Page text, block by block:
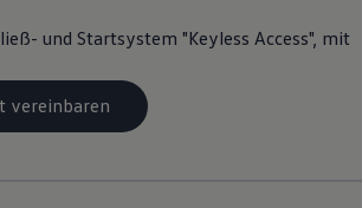
und Ladekabel
Apps, Login und Shop
und Fahrzeug verbinden
für Software, Karten und Radio
und Startsystem "Keyless Access", mit
vereinbaren